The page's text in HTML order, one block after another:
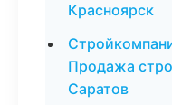
Красноярск
Продажа
Саратов